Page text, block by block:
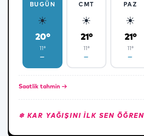
BUGÜN
☀
20°
11°
—
CMT
☀
21°
11°
—
PAZ
☀
21°
11°
—
Saatlik tahmin →
❄ KAR YAĞIŞINI ILK SEN ÖĞREN